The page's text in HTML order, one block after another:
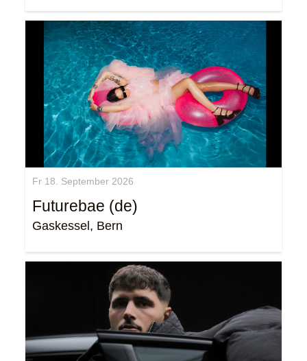
Fr 18. September 2026
Futurebae (de)
Gaskessel, Bern